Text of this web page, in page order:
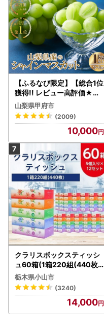
【ふるなび限定】【総合1位
獲得!! レビュー高評価★】
〈2026年度配送分〉山梨
県産 シャインマスカット 2
～3房（1.0kg以上）シャイ
ン フルーツ FN-Limited-S
P
山梨県甲府市
(2009)
10,000
クラリスボックスティッシ
ュ60箱(1箱220組(440枚))
(5個入り×12セット)【配送
不可地域：離島・沖縄県】
【1256759】
栃木県小山市
(3240)
14,000